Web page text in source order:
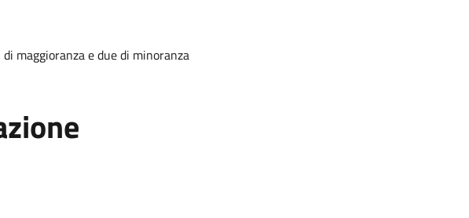
maggioranza e due di minoranza